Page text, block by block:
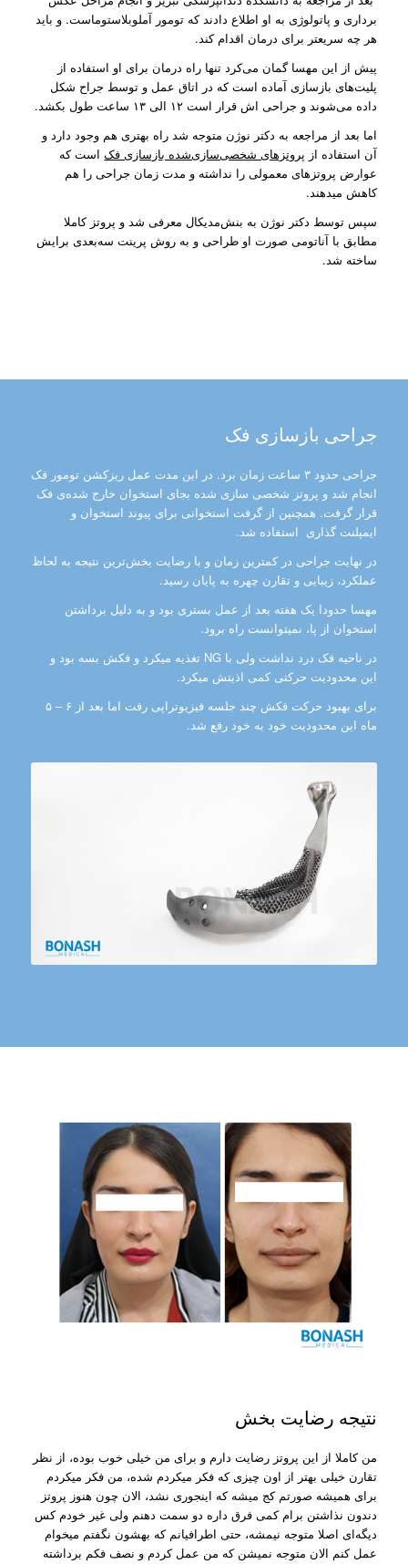
برداری و پاتولوژی به او اطلاع دادند که تومور آملوبلاستوماست. و باید
هر چه سریعتر برای درمان اقدام کند.
پیش از این مهسا گمان می‌کرد تنها راه درمان برای او استفاده از
پلیت‌های بازسازی آماده است که در اتاق عمل و توسط جراح شکل
داده می‌شوند و جراحی اش قرار است ۱۲ الی ۱۳ ساعت طول بکشد.
اما بعد از مراجعه به دکتر نوژن متوجه شد راه بهتری هم وجود دارد و
آن استفاده از پروتزهای شخصی‌سازی‌شده بازسازی فکاست که
عوارض پروتزهای معمولی را نداشته و مدت زمان جراحی را هم
کاهش میدهند.
سپس توسط دکتر نوژن به بنش‌مدیکال معرفی شد و پروتز کاملا
مطابق با آناتومی صورت او طراحی و به روش پرینت سه‌بعدی برایش
ساخته شد.
جراحی بازسازی فک
جراحی حدود ۳ ساعت زمان برد. در این مدت عمل ریزکشن تومور فک
انجام شد و پروتز شخصی سازی شده بجای استخوان خارج شده‌ی فک
قرار گرفت. همچنین از گرفت استخوانی برای پیوند استخوان و
ایمپلنت گذاری استفاده شد.
در نهایت جراحی در کمترین زمان و با رضایت بخش‌ترین نتیجه به لحاظ
عملکرد، زیبایی و تقارن چهره به پایان رسید.
مهسا حدودا یک هفته بعد از عمل بستری بود و به دلیل برداشتن
استخوان از پا، نمیتوانست راه برود.
در ناحیه فک درد نداشت ولی با NG تغذیه میکرد و فکش بسه بود و
این محدودیت حرکتی کمی اذیتش میکرد.
برای بهبود حرکت فکش چند جلسه فیزیوتراپی رفت اما بعد از ۶ – ۵
ماه این محدودیت خود به خود رفع شد.
نتیجه رضایت بخش
من کاملا از این پروتز رضایت دارم و برای من خیلی خوب بوده، از نظر
تقارن خیلی بهتر از اون چیزی که فکر میکردم شده، من فکر میکردم
برای همیشه صورتم کج میشه که اینجوری نشد، الان چون هنوز پروتز
دندون نذاشتن برام کمی فرق داره دو سمت دهنم ولی غیر خودم کس
دیگه‌ای اصلا متوجه نیمشه، حتی اطرافیانم که بهشون نگفتم میخوام
عمل کنم الان متوجه نمیشن که من عمل کردم و نصف فکم برداشته